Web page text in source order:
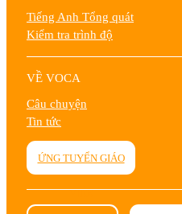
Tiếng Anh Tổng quát
Kiểm tra trình độ
VỀ VOCA
Câu chuyện
Tin tức
ỨNG TUYỂN GIÁO
VIÊN